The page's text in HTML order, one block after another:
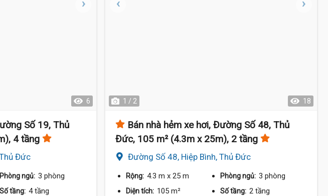
6
Số 19, Thủ
4 tầng
Đức
Phòng ngủ: 3 phòng
Số tầng: 4 tầng
1 / 2 18
Bán nhà hẻm xe hơi, Đường Số 48, Thủ
Đức, 105 m² (4.3m x 25m), 2 tầng
Đường Số 48, Hiệp Bình, Thủ Đức
Rộng: 4.3 m x 25 m Phòng ngủ: 3 phòng
Diện tích: 105 m² Số tầng: 2 tầng